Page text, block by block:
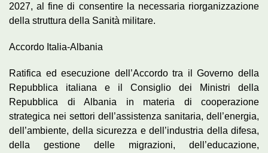
2027, al fine di consentire la necessaria riorganizzazione
della struttura della Sanità militare.
Accordo Italia-Albania
Ratifica ed esecuzione dell’Accordo tra il Governo della
Repubblica italiana e il Consiglio dei Ministri della
Repubblica di Albania in materia di cooperazione
strategica nei settori dell’assistenza sanitaria, dell’energia,
dell’ambiente, della sicurezza e dell’industria della difesa,
della gestione delle migrazioni, dell’educazione,